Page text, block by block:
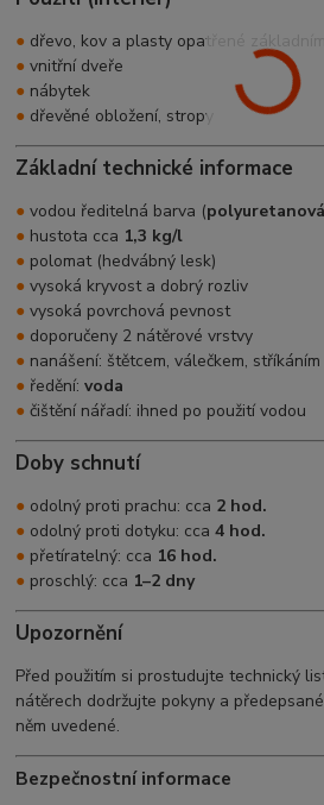
● dřevo, kov a plasty opatřené
● vnitřní dveře
● nábytek
● dřevěné obložení, stropy
Základní technické informace
● vodou ředitelná barva (
● hustota cca 1,3 kg/l
● polomat (hedvábný lesk)
● vysoká kryvost a dobrý rozliv
● vysoká povrchová pevnost
● doporučeny 2 nátěrové vrstvy
● nanášení: štětcem, válečkem, stříkáním
● ředění:voda
● čištění nářadí: ihned po použití vodou
Doby schnutí
● odolný proti prachu: cca 2 hod.
● odolný proti dotyku: cca4 hod.
● přetíratelný: cca 16 hod.
● proschlý: cca 1–2 dny
Upozornění
Před použitím si prostudujte technický
nátěrech dodržujte pokyny a
něm uvedené.
Bezpečnostní informace